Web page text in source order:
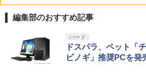
￥1,000
ッチ ゲーム レ
純 簡単 シンプ
携帯ゲーム ブロ
￥2,980
PlayStation 5 デジ
日本語専用
ese only (CFI-
【純正品】Xbox ワ
ラー + USB-C® ケ
劇場版「鬼滅の刃
窩座再来 通常版
編集部のおすすめ記事
ハード
ドスパラ、ペット「
ビノギ」推奨PCを発